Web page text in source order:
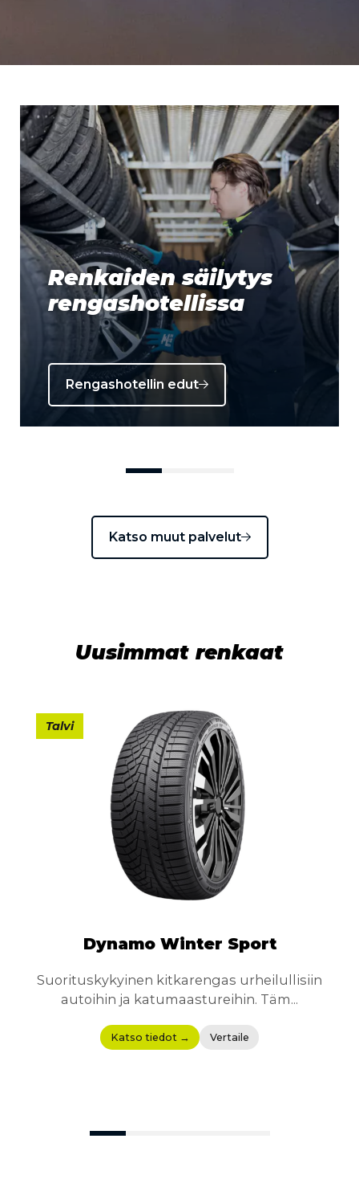
Renkaiden säilytys
rengashotellissa
Rengashotellin edut
Katso muut palvelut
Uusimmat renkaat
Talvi
Dynamo Winter Sport
Suorituskykyinen kitkarengas urheilullisiin
autoihin ja katumaastureihin. Täm...
Katso tiedot → Vertaile